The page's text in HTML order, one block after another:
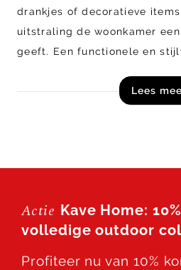
drankjes of decoratieve
uitstraling de woonkamer
geeft. Een functionele en
wordt in losse onderdelen,
Lees
Actie Kave Home:
volledige outdoor
Profiteer nu van 10%